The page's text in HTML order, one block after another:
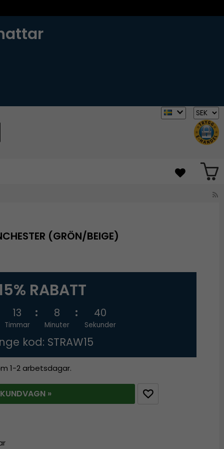
(GRÖN/BEIGE)
RABATT
13
Timmar
8
Minuter
39
Sekunder
kod: STRAW15
1-2 arbetsdagar.
»